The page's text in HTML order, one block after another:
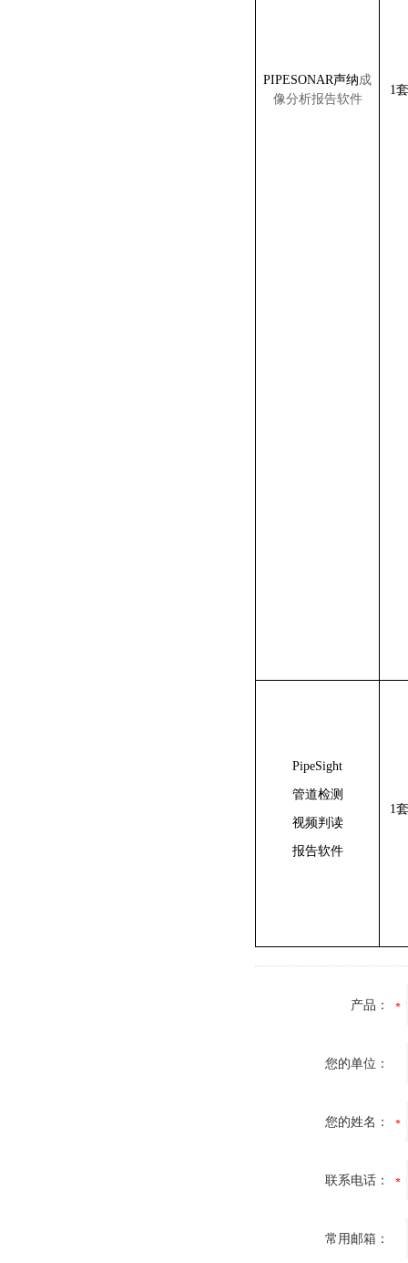
PIPESONAR声纳成
像分析报告软件
1套
PipeSight
管道检测
视频判读
报告软件
1套
产品：
您的单位：
您的姓名：
联系电话：
常用邮箱：